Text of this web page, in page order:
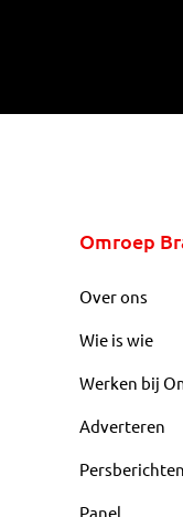
Omroep
Over ons
Wie is wie
Werken bij
Adverteren
Persberichten
Panel